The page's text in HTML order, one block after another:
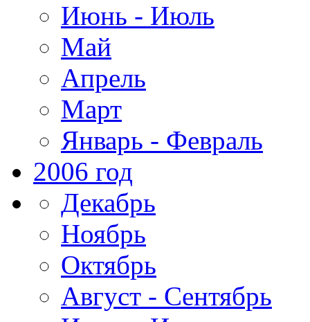
Июнь - Июль
Май
Апрель
Март
Январь - Февраль
2006 год
Декабрь
Ноябрь
Октябрь
Август - Сентябрь